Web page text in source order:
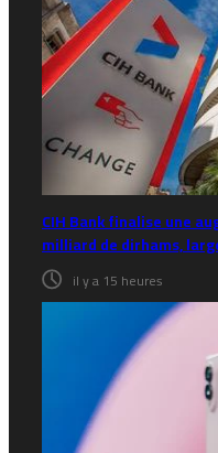
CIH Bank finalise une
milliard de dirhams,
il y a 15 heures